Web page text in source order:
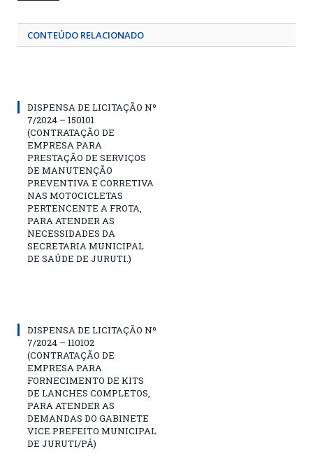
CONTEÚDO RELACIONADO
DISPENSA DE LICITAÇÃO Nº
7/2024 – 150101
(CONTRATAÇÃO DE
EMPRESA PARA
PRESTAÇÃO DE SERVIÇOS
DE MANUTENÇÃO
PREVENTIVA E CORRETIVA
NAS MOTOCICLETAS
PERTENCENTE A FROTA,
PARA ATENDER AS
NECESSIDADES DA
SECRETARIA MUNICIPAL
DE SAÚDE DE JURUTI.)
DISPENSA DE LICITAÇÃO Nº
7/2024 – 110102
(CONTRATAÇÃO DE
EMPRESA PARA
FORNECIMENTO DE KITS
DE LANCHES COMPLETOS,
PARA ATENDER AS
DEMANDAS DO GABINETE
VICE PREFEITO MUNICIPAL
DE JURUTI/PÁ)